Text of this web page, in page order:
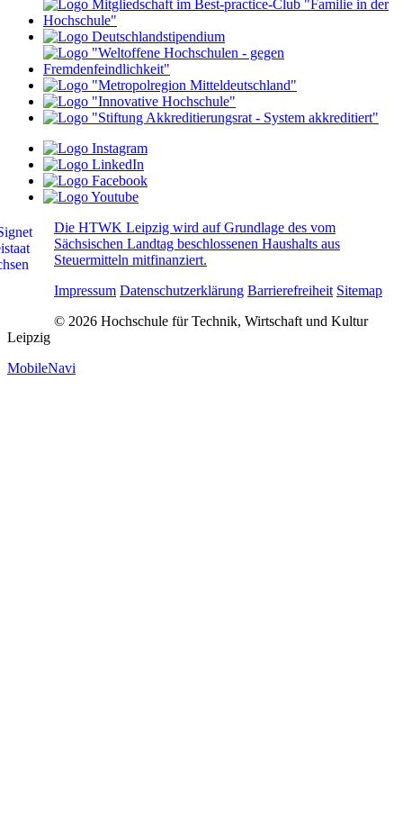
Die HTWK Leipzig wird auf Grundlage des vom
Sächsischen Landtag beschlossenen Haushalts aus
Steuermitteln mitfinanziert.
Impressum Datenschutzerklärung Barrierefreiheit Sitemap
© 2026 Hochschule für Technik, Wirtschaft und Kultur
Leipzig
MobileNavi